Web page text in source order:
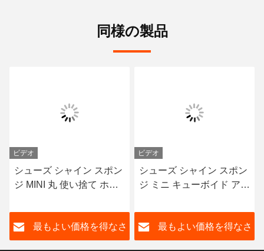
同様の製品
ビデオ
シューズ シャイン スポン
ジ MINI 丸 使い捨て ホテ
ーチ OEM
最もよい価格を得なさ
ビデオ
シューズ シャイン スポン
ジ ミニ キューボイド アッ
ズ ケア ルータイン ニュー
トラル ブーツ シャイン ソ
フト スポンジ OEM
最もよい価格を得なさ